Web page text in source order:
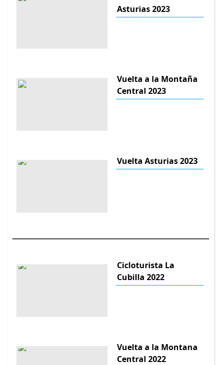
Asturias 2023
Vuelta a la Montaña
Central 2023
Vuelta Asturias 2023
Cicloturista La
Cubilla 2022
Vuelta a la Montana
Central 2022